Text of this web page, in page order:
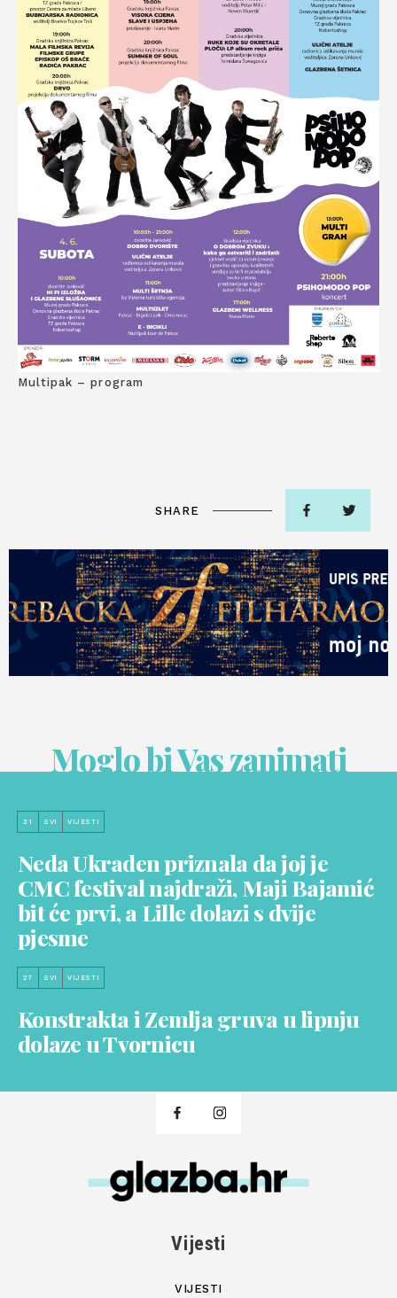
Multipak – program
SHARE
Moglo bi Vas zanimati
31 SVI VIJESTI
Neda Ukraden priznala da joj je
CMC festival najdraži, Maji Bajamić
bit će prvi, a Lille dolazi s dvije
pjesme
27 SVI VIJESTI
Konstrakta i Zemlja gruva u lipnju
dolaze u Tvornicu
Vijesti
VIJESTI